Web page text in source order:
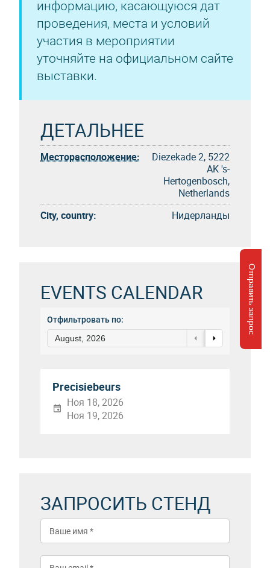
Отправить запрос
информацию, касающуюся дат
проведения, места и условий
участия в мероприятии
уточняйте на официальном сайте
выставки.
ДЕТАЛЬНЕЕ
Месторасположение:
Diezekade 2, 5222
AK 's-
Hertogenbosch,
Netherlands
City, country:
Нидерланды
EVENTS CALENDAR
Отфильтровать по:
August, 2026
Precisiebeurs
Ноя 18, 2026
Ноя 19, 2026
ЗАПРОСИТЬ СТЕНД